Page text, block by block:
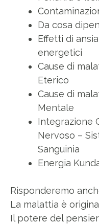
Da cosa
Effetti di
energetici
Cause di
Eterico
Cause di
Mentale
Integrazione
Nervoso –
Sanguinia
Energia
Risponderemo
La malattia è
Il potere del